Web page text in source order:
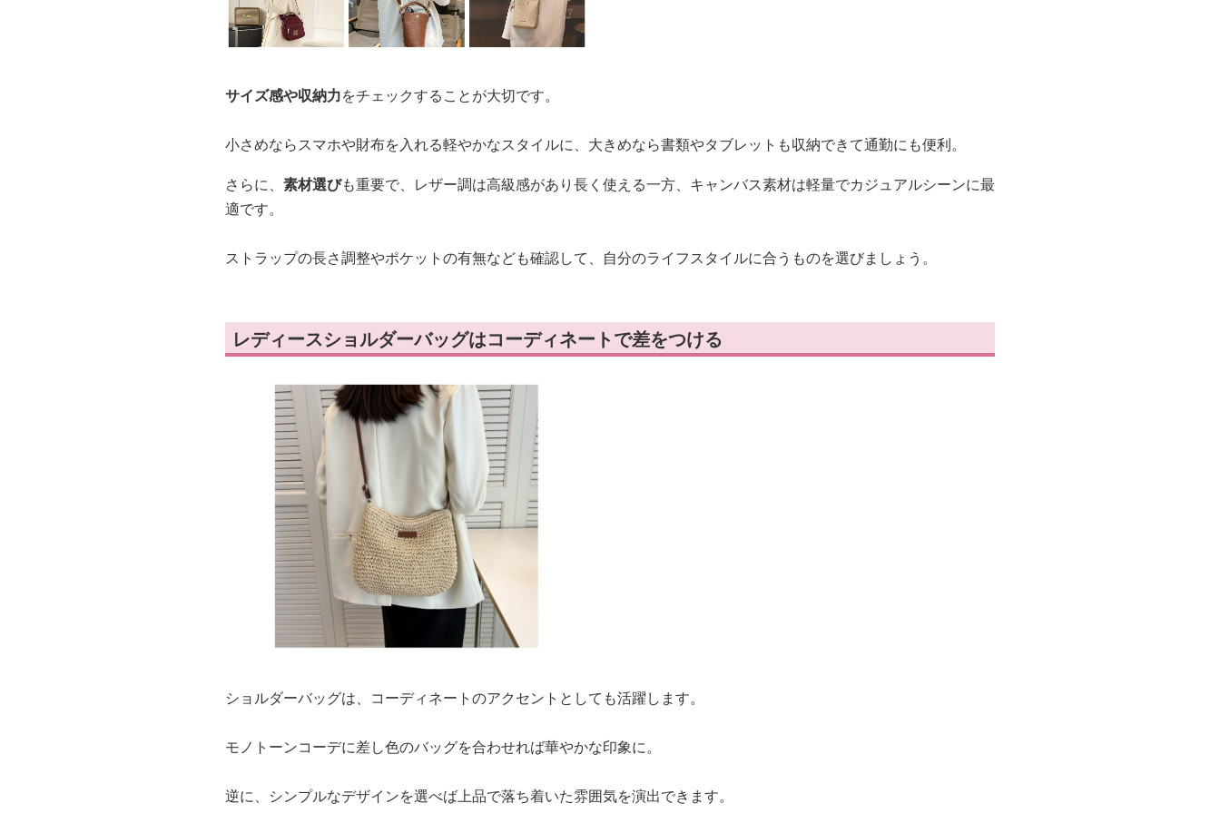
サイズ感や収納力をチェックすることが大切です。
小さめならスマホや財布を入れる軽やかなスタイルに、大きめなら書類やタブレットも収納できて通勤にも便利。
さらに、 素材選びも重要で、レザー調は高級感があり長く使える一方、キャンバス素材は軽量でカジュアルシーンに最
適です。
ストラップの長さ調整やポケットの有無なども確認して、自分のライフスタイルに合うものを選びましょう。
レディースショルダーバッグはコーディネートで差をつける
ショルダーバッグは、コーディネートのアクセントとしても活躍します。
モノトーンコーデに差し色のバッグを合わせれば華やかな印象に。
逆に、シンプルなデザインを選べば上品で落ち着いた雰囲気を演出できます。